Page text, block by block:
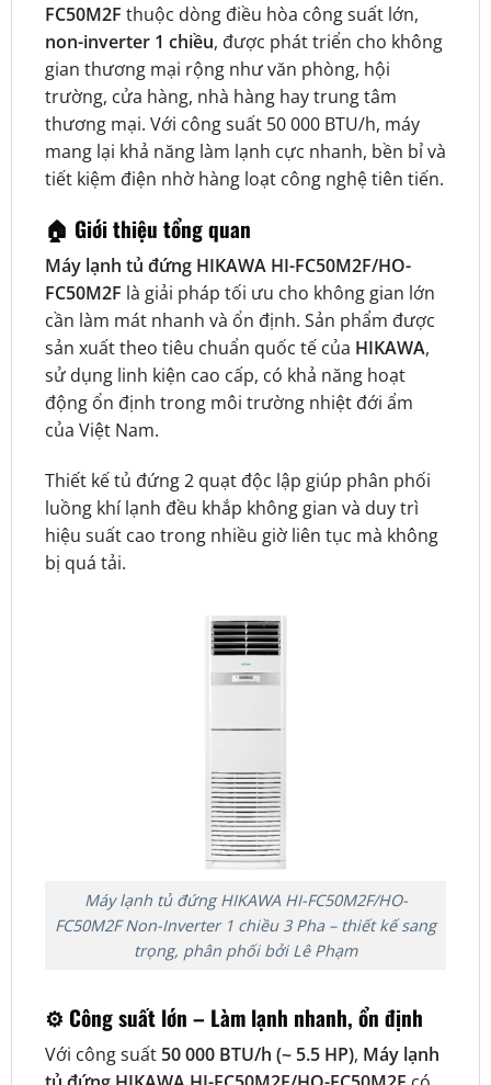
FC50M2F thuộc dòng điều hòa công suất lớn,
non-inverter 1 chiều, được phát triển cho không
gian thương mại rộng như văn phòng, hội
trường, cửa hàng, nhà hàng hay trung tâm
thương mại. Với công suất 50 000 BTU/h, máy
mang lại khả năng làm lạnh cực nhanh, bền bỉ và
tiết kiệm điện nhờ hàng loạt công nghệ tiên tiến.
🏠 Giới thiệu tổng quan
Máy lạnh tủ đứng HIKAWA HI-FC50M2F/HO-
FC50M2F là giải pháp tối ưu cho không gian lớn
cần làm mát nhanh và ổn định. Sản phẩm được
sản xuất theo tiêu chuẩn quốc tế của HIKAWA,
sử dụng linh kiện cao cấp, có khả năng hoạt
động ổn định trong môi trường nhiệt đới ẩm
của Việt Nam.
Thiết kế tủ đứng 2 quạt độc lập giúp phân phối
luồng khí lạnh đều khắp không gian và duy trì
hiệu suất cao trong nhiều giờ liên tục mà không
bị quá tải.
Máy lạnh tủ đứng HIKAWA HI-FC50M2F/HO-
FC50M2F Non-Inverter 1 chiều 3 Pha – thiết kế sang
trọng, phân phối bởi Lê Phạm
⚙️ Công suất lớn – Làm lạnh nhanh, ổn định
Với công suất 50 000 BTU/h (~ 5.5 HP), Máy lạnh